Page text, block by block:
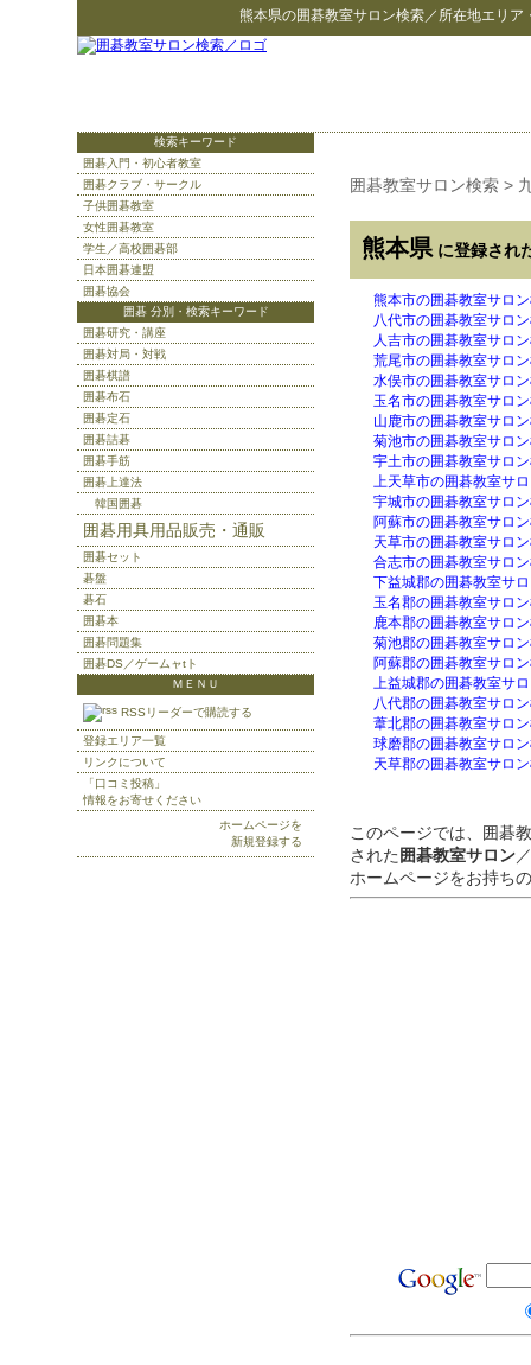
熊本県の囲碁教室サロン検索／所在地エリア
囲碁教室サロン検索 >
熊本県 に登録され
熊本市の囲碁教室サロ
八代市の囲碁教室サロ
人吉市の囲碁教室サロ
荒尾市の囲碁教室サロ
水俣市の囲碁教室サロ
玉名市の囲碁教室サロ
山鹿市の囲碁教室サロ
菊池市の囲碁教室サロ
宇土市の囲碁教室サロ
上天草市の囲碁教室サ
宇城市の囲碁教室サロ
阿蘇市の囲碁教室サロ
天草市の囲碁教室サロ
合志市の囲碁教室サロ
下益城郡の囲碁教室サ
玉名郡の囲碁教室サロ
鹿本郡の囲碁教室サロ
菊池郡の囲碁教室サロ
阿蘇郡の囲碁教室サロ
上益城郡の囲碁教室サ
八代郡の囲碁教室サロ
葦北郡の囲碁教室サロ
球磨郡の囲碁教室サロ
天草郡の囲碁教室サロ
このページでは、囲碁
された 囲碁教室サロン
ホームページをお持ち
検索キーワード
囲碁入門・初心者教室
囲碁クラブ・サークル
子供囲碁教室
女性囲碁教室
学生／高校囲碁部
日本囲碁連盟
囲碁協会
囲碁 分別・検索キーワード
囲碁研究・講座
囲碁対局・対戦
囲碁棋譜
囲碁布石
囲碁定石
囲碁詰碁
囲碁手筋
囲碁上達法
韓国囲碁
囲碁用具用品販売・通販
囲碁セット
碁盤
碁石
囲碁本
囲碁問題集
囲碁DS／ゲームャtト
ＭＥＮＵ
RSSリーダーで購読する
登録エリア一覧
リンクについて
「口コミ投稿」
情報をお寄せください
ホームページを
新規登録する